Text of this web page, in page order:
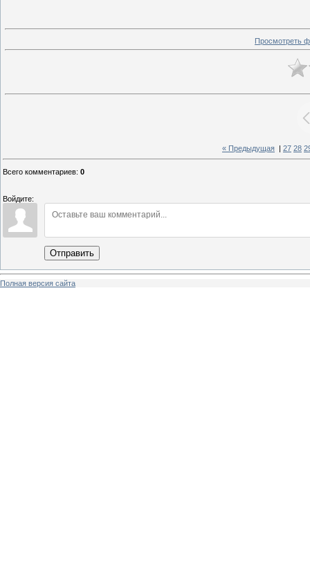
Просмотреть
« Предыдущая 27 28
Всего комментариев: 0
Войдите:
Отправить
Полная версия сайта